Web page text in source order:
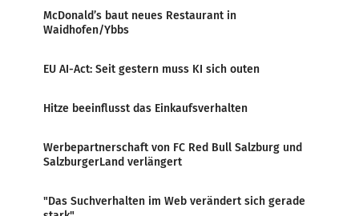
McDonald’s baut neues Restaurant in
Waidhofen/Ybbs
EU AI-Act: Seit gestern muss KI sich outen
Hitze beeinflusst das Einkaufsverhalten
Werbepartnerschaft von FC Red Bull Salzburg und
SalzburgerLand verlängert
"Das Suchverhalten im Web verändert sich gerade